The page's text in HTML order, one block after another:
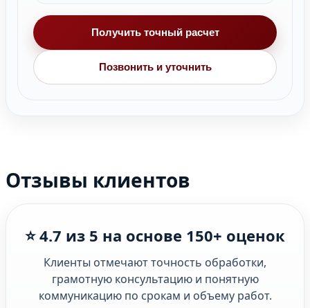
Получить точный расчет
Позвонить и уточнить
Отзывы клиентов
⭐ 4.7 из 5 на основе 150+ оценок
Клиенты отмечают точность обработки,
грамотную консультацию и понятную
коммуникацию по срокам и объему работ.